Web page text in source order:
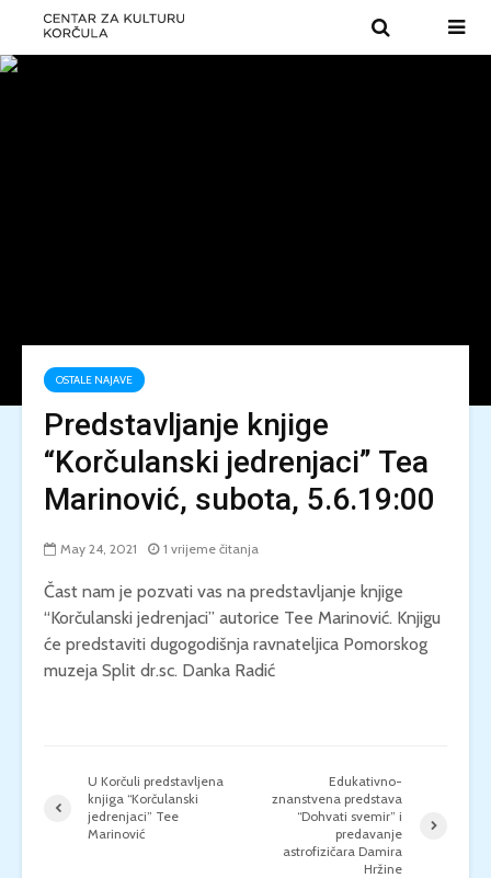
OSTALE NAJAVE
Predstavljanje knjige
“Korčulanski jedrenjaci” Tea
Marinović, subota, 5.6.19:00
May 24, 2021 1 vrijeme čitanja
Čast nam je pozvati vas na predstavljanje knjige
“Korčulanski jedrenjaci” autorice Tee Marinović. Knjigu
će predstaviti dugogodišnja ravnateljica Pomorskog
muzeja Split dr.sc. Danka Radić
U Korčuli predstavljena
knjiga “Korčulanski
jedrenjaci” Tee
Marinović
Edukativno-
znanstvena predstava
“Dohvati svemir” i
predavanje
astrofizičara Damira
Hržine